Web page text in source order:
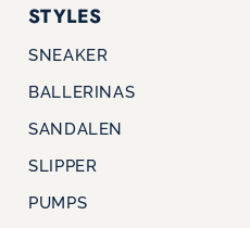
STYLES
SNEAKER
BALLERINAS
SANDALEN
SLIPPER
PUMPS